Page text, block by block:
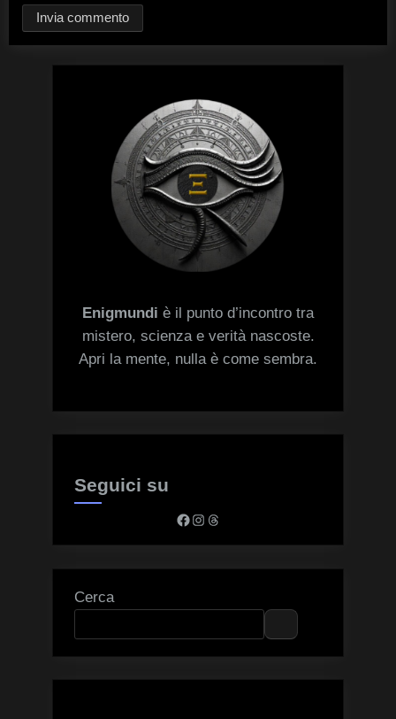
Enigmundi è il punto d’incontro tra
mistero, scienza e verità nascoste.
Apri la mente, nulla è come sembra.
Seguici su
Facebook
Instagram
Threads
Cerca